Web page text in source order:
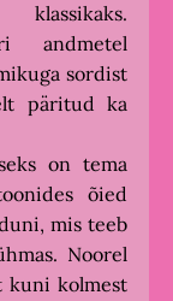
klassikaks.
andmetel
sordist
päritud ka
on tema
õied
mis teeb
Noorel
kuni kolmest